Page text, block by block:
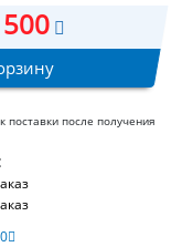
поставки после получения